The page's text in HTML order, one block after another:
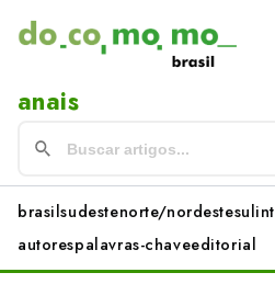
anais
brasilsudestenorte/nordestesulint
autorespalavras-chaveeditorial